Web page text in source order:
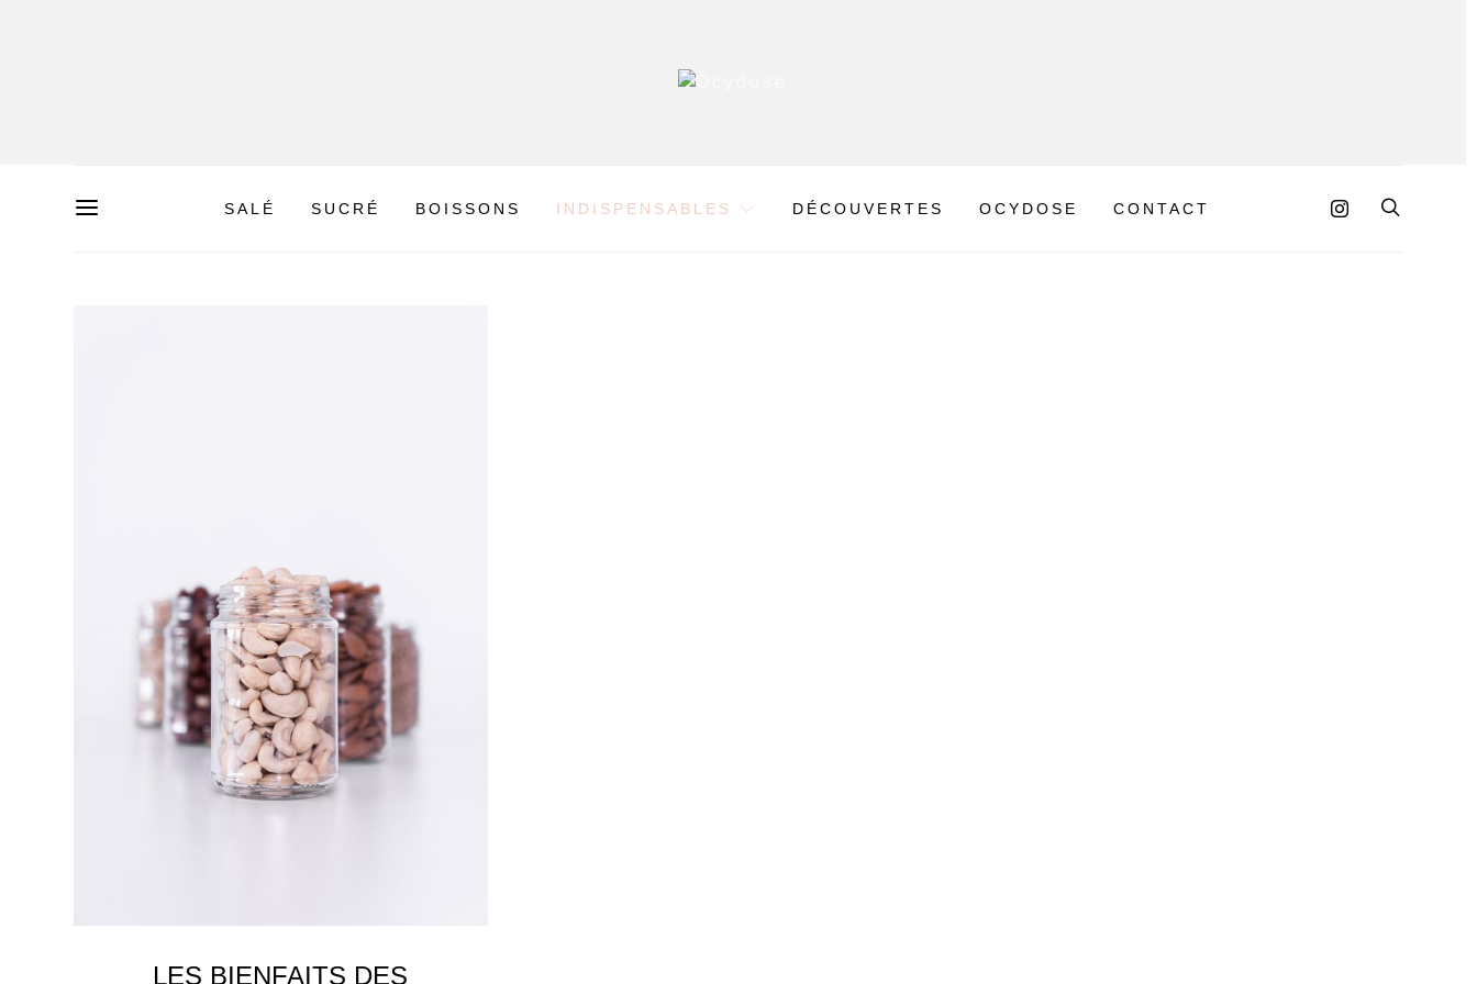
SALÉ SUCRÉ BOISSONS INDISPENSABLES DÉCOUVERTES OCYDOSE CONTACT
LES BIENFAITS DES